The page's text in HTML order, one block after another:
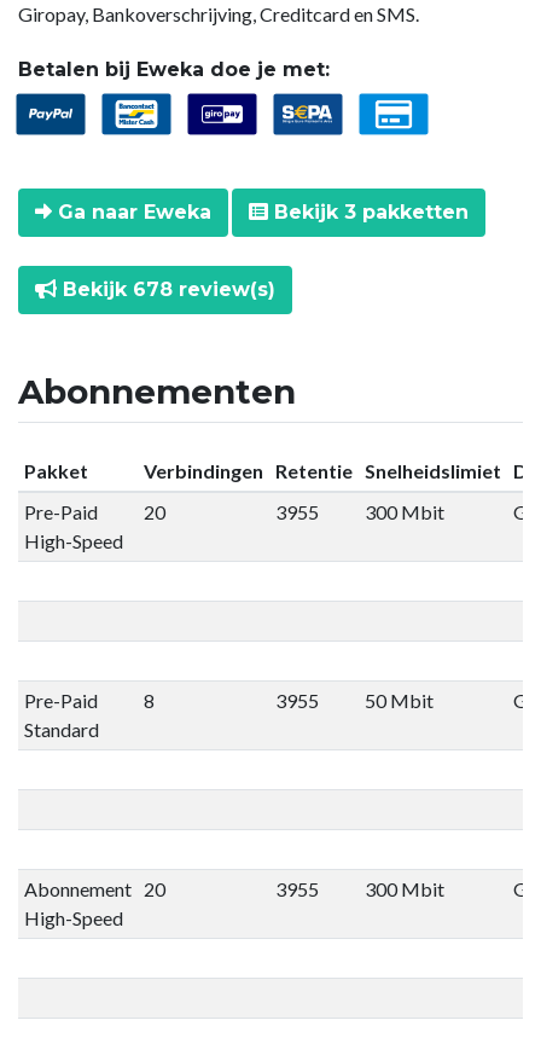
Giropay, Bankoverschrijving, Creditcard en SMS.
Betalen bij Eweka doe je met:
Ga naar Eweka Bekijk 3 pakketten
Bekijk 678 review(s)
Abonnementen
Pakket Verbindingen Retentie Snelheidslimiet
Pre-Paid
High-Speed
20 3955 300 Mbit
Pre-Paid
Standard
8 3955 50 Mbit
Abonnement
High-Speed
20 3955 300 Mbit